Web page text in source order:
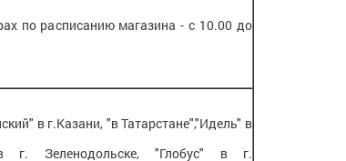
по расписанию магазина - с 10.00 до
в г.Казани, "в Татарстане","Идель" в
в г. Зеленодольске, "Глобус" в г.